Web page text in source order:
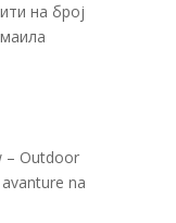
на број
– Outdoor
na